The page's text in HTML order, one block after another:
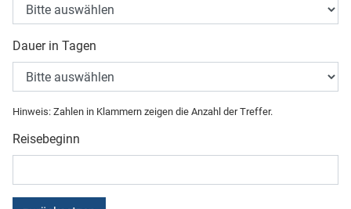
Dauer in Tagen
Hinweis: Zahlen in Klammern zeigen die Anzahl der Treffer.
Reisebeginn